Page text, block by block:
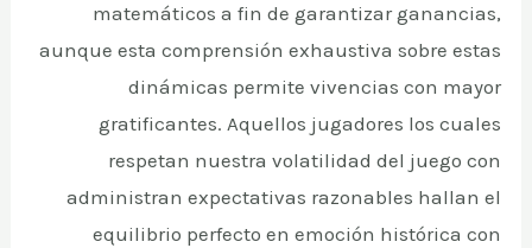
matemáticos a fin de garantizar ganancias,
aunque esta comprensión exhaustiva sobre estas
dinámicas permite vivencias con mayor
gratificantes. Aquellos jugadores los cuales
respetan nuestra volatilidad del juego con
administran expectativas razonables hallan el
equilibrio perfecto en emoción histórica con